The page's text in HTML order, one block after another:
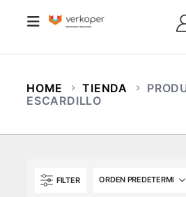
HOME TIENDA
ESCARDILLO
FILTER